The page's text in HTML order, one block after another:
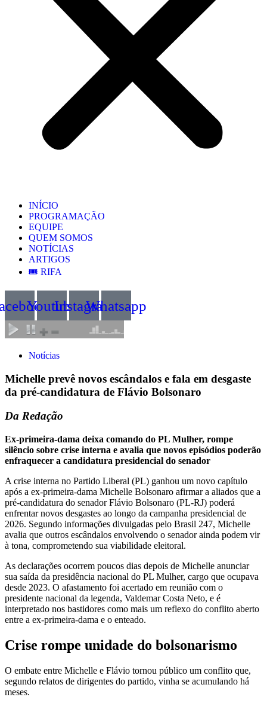
INÍCIO
PROGRAMAÇÃO
EQUIPE
QUEM SOMOS
NOTÍCIAS
ARTIGOS
🎟️ RIFA
YoutubeInstagramWhatsapp
Notícias
Michelle prevê novos escândalos e fala em desgaste
da pré-candidatura de Flávio Bolsonaro
Da Redação
Ex-primeira-dama deixa comando do PL Mulher, rompe
silêncio sobre crise interna e avalia que novos episódios poderão
enfraquecer a candidatura presidencial do senador
A crise interna no Partido Liberal (PL) ganhou um novo capítulo
após a ex-primeira-dama Michelle Bolsonaro afirmar a aliados que a
pré-candidatura do senador Flávio Bolsonaro (PL-RJ) poderá
enfrentar novos desgastes ao longo da campanha presidencial de
2026. Segundo informações divulgadas pelo Brasil 247, Michelle
avalia que outros escândalos envolvendo o senador ainda podem vir
à tona, comprometendo sua viabilidade eleitoral.
As declarações ocorrem poucos dias depois de Michelle anunciar
sua saída da presidência nacional do PL Mulher, cargo que ocupava
desde 2023. O afastamento foi acertado em reunião com o
presidente nacional da legenda, Valdemar Costa Neto, e é
interpretado nos bastidores como mais um reflexo do conflito aberto
entre a ex-primeira-dama e o enteado.
Crise rompe unidade do bolsonarismo
O embate entre Michelle e Flávio tornou público um conflito que,
segundo relatos de dirigentes do partido, vinha se acumulando há
meses.